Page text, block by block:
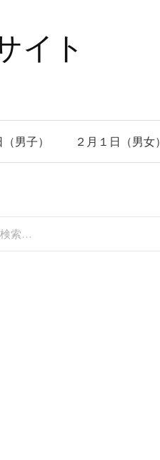
イト
男子） ２月１日（男女）
: